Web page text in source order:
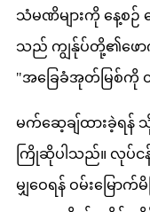
သံမဏိများကို နေ့စဉ်
သည် ကျွန်ုပ်တို့၏ဖော
"အခြေခံအုတ်မြစ်ကို
မက်ဆေ့ချ်ထားခဲ့ရန်
ကြိုဆိုပါသည်။ လုပ်င
မျှဝေရန် ဝမ်းမြော